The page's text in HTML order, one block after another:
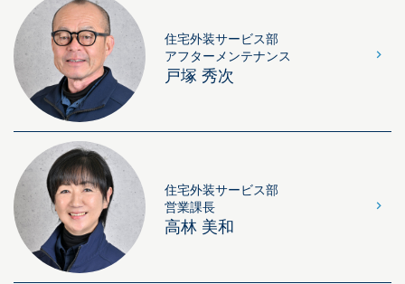
住宅外装サービス部
アフターメンテナンス
戸塚 秀次
住宅外装サービス部
営業課長
高林 美和